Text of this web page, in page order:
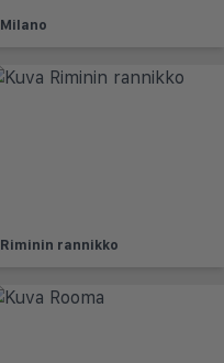
Milano
Riminin rannikko